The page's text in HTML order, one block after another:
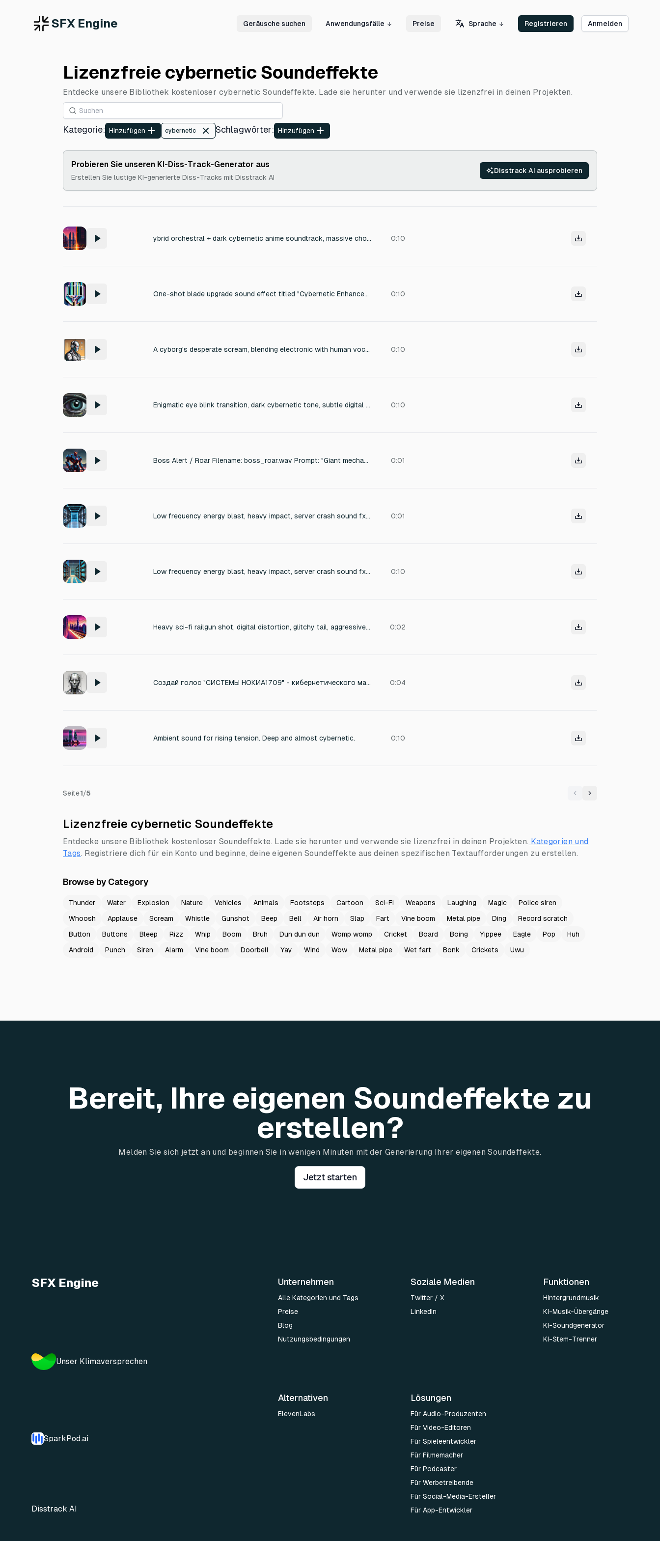
SFX Engine Geräusche suchen Anwendungsfälle Preise Sprache Registrieren Anmelden
Lizenzfreie cybernetic Soundeffekte
Entdecke unsere Bibliothek kostenloser cybernetic Soundeffekte. Lade sie herunter und verwende sie lizenzfrei in deinen Projekten.
Kategorie: Hinzufügen cybernetic Schlagwörter: Hinzufügen
Probieren Sie unseren KI-Diss-Track-Generator aus
Erstellen Sie lustige KI-generierte Diss-Tracks mit Disstrack AI
Disstrack AI ausprobieren
ybrid orchestral + dark cybernetic anime soundtrack, massive choir, taiko impacts, cinematic brass swells, distorted synth pulses, sacred ambient drones, ultra emotional tension buildup, apocalyptic climax, silence-break transitions 0:10
One-shot blade upgrade sound effect titled "Cybernetic Enhancement." Featuring a bright and rewarding power-up sequence with short bursts of mechanical sparkle, evoking a sense of clean metallic polish. Incorporate juicy arcade game progression hits with a satisfying level-up feel. Production should focus on polished casual mobile game sound design with a futuristic cybernetic feel. 0:10
A cyborg's desperate scream, blending electronic with human vocalizations. The sound emanates from a metallic, echoing chamber, imbued with a sense of mechanical distress and digital pain. The production uses glitch-hop aesthetics layered with industrial sound design. 0:10
Enigmatic eye blink transition, dark cybernetic tone, subtle digital glitch, cold metallic texture, mysterious cinematic mood. 0:10
Boss Alert / Roar Filename: boss_roar.wav Prompt: "Giant mechanical beast roar, cybernetic monster scream, deep distortion bass drop, alarm siren mixed with monster growl." Style: Loud, intimidating, deep bass. 0:01
Low frequency energy blast, heavy impact, server crash sound fx, deep bass synthetic shot, cybernetic pulse 0:01
Low frequency energy blast, heavy impact, server crash sound fx, deep bass synthetic shot, cybernetic pulse 0:10
Heavy sci-fi railgun shot, digital distortion, glitchy tail, aggressive cyber weapon fire, data corruption sound 0:02
Создай голос "СИСТЕМЫ НОКИА1709" - кибернетического маньяка: - Мужской голос, искаженный через старый синтезатор речи 90-х - Эффекты: цифровой дисторшн, битред акшн (снижение битрейта), фланжер - Фраза на русском: "ОБНАРУЖЕНА УГРОЗА. АКТИВИРОВАН ПРОТОКОЛ ЗАХВАТА" - Скорость: медленная, роботизированная - Дополни: фоновый цифровой шум и помехи - Формат: OGG, 22050 Hz (для эффекта низкого качества) 0:04
Ambient sound for rising tension. Deep and almost cybernetic. 0:10
Seite1/5
Previous
Next
Lizenzfreie cybernetic Soundeffekte
Entdecke unsere Bibliothek kostenloser Soundeffekte. Lade sie herunter und verwende sie lizenzfrei in deinen Projekten. Kategorien und
Tags. Registriere dich für ein Konto und beginne, deine eigenen Soundeffekte aus deinen spezifischen Textaufforderungen zu erstellen.
Browse by Category
Thunder Water Explosion Nature Vehicles Animals Footsteps Cartoon Sci-Fi Weapons Laughing Magic
Police siren
Whoosh
Applause Scream Whistle Gunshot Beep Bell Air horn Slap Fart Vine boom Metal pipe Ding
Record scratch
Button
Buttons Bleep Rizz Whip Boom Bruh Dun dun dun Womp womp Cricket Board Boing Yippee Eagle Pop
Huh
Android
Punch Siren Alarm Vine boom Doorbell Yay Wind Wow Metal pipe Wet fart Bonk Crickets Uwu
Bereit, Ihre eigenen Soundeffekte zu
erstellen?
Melden Sie sich jetzt an und beginnen Sie in wenigen Minuten mit der Generierung Ihrer eigenen Soundeffekte.
Jetzt starten
SFX Engine
Unser Klimaversprechen
SparkPod.ai
Disstrack AI
Unternehmen
Alle Kategorien und Tags
Preise
Blog
Nutzungsbedingungen
Soziale Medien
Twitter / X
LinkedIn
Funktionen
Hintergrundmusik
KI-Musik-Übergänge
KI-Soundgenerator
KI-Stem-Trenner
Alternativen
ElevenLabs
Lösungen
Für Audio-Produzenten
Für Video-Editoren
Für Spieleentwickler
Für Filmemacher
Für Podcaster
Für Werbetreibende
Für Social-Media-Ersteller
Für App-Entwickler